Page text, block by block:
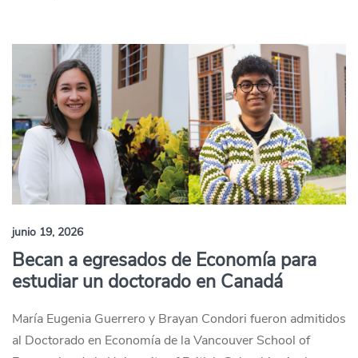
junio 19, 2026
Becan a egresados de Economía para
estudiar un doctorado en Canadá
María Eugenia Guerrero y Brayan Condori fueron admitidos
al Doctorado en Economía de la Vancouver School of